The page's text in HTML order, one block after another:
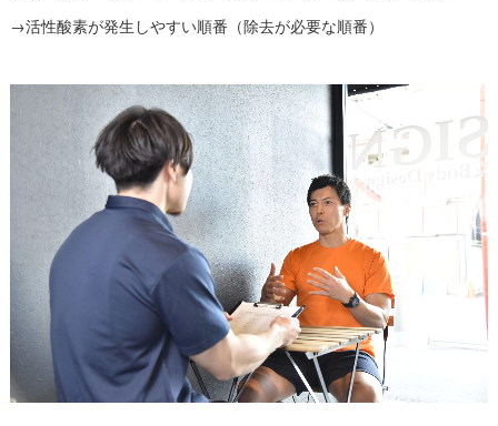
→活性酸素が発生しやすい順番（除去が必要な順番）